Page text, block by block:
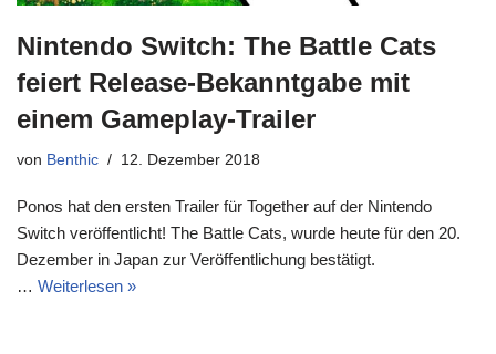
Nintendo Switch: The Battle Cats
feiert Release-Bekanntgabe mit
einem Gameplay-Trailer
von Benthic 12. Dezember 2018
Ponos hat den ersten Trailer für Together auf der Nintendo
Switch veröffentlicht! The Battle Cats, wurde heute für den 20.
Dezember in Japan zur Veröffentlichung bestätigt.
… Weiterlesen »